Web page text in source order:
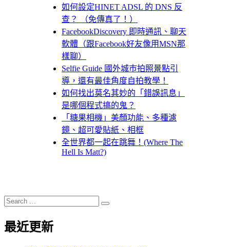
如何設定HINET ADSL 的 DNS 反
查？ （免傳真了！）
FacebookDiscovery 即時通訊、聊天
軟體（跟Facebook好友像用MSN那
樣聊）
Selfie Guide 國外城巿拍照景點引
導，還有最佳角度自拍教學！
如何找出莫名其妙的「錯誤訊息」
是哪個程式搞的鬼？
「糖果相機」美顏功能、多種濾
鏡、超可愛貼紙、相框
全世界都一起在跳舞！(Where The
Hell Is Matt?)
Search
for:
Search
最近更新